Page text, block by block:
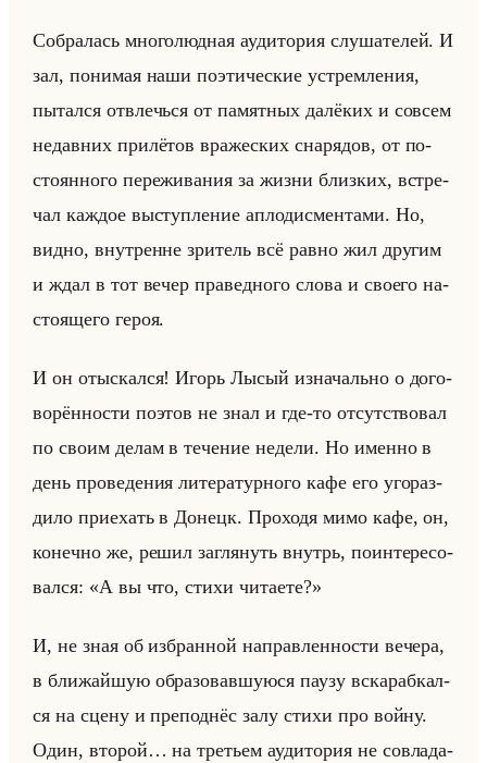
Со­бра­лась мно­го­люд­ная ауди­то­рия слу­ша­те­лей. И
зал, по­ни­мая наши по­эти­че­ские устрем­ле­ния,
пы­тал­ся от­влечься от па­мят­ных да­лё­ких и со­всем
недав­них при­лё­тов вра­же­ских сна­ря­дов, от по­
сто­ян­но­го пе­ре­жи­ва­ния за жизни близ­ких, встре­
чал каж­дое вы­ступ­ле­ние ап­ло­дис­мен­та­ми. Но,
видно, внут­ренне зри­тель всё равно жил дру­гим
и ждал в тот вечер пра­вед­но­го слова и сво­его на­
сто­яще­го героя.
И он отыс­кал­ся! Игорь Лысый из­на­чально о до­го­
во­рён­но­сти по­этов не знал и где-то от­сут­ство­вал
по своим делам в те­че­ние неде­ли. Но имен­но в
день про­ве­де­ния ли­те­ра­тур­но­го кафе его уго­раз­
ди­ло при­ехать в До­нецк. Про­хо­дя мимо кафе, он,
ко­неч­но же, решил за­гля­нуть внутрь, по­ин­те­ре­со­
вал­ся: «А вы что, стихи читаете?»
И, не зная об из­бран­ной на­прав­лен­но­сти ве­че­ра,
в бли­жайшую об­ра­зо­вав­шу­юся паузу вска­раб­кал­
ся на сцену и пре­под­нёс залу стихи про войну.
Один, вто­рой… на тре­тьем ауди­то­рия не со­вла­да­